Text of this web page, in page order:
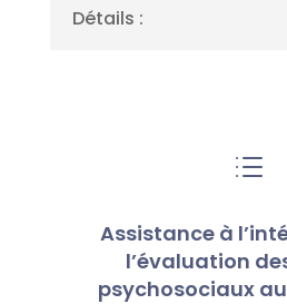
Détails :
d
Assistance à
l’évaluation
psychosociaux